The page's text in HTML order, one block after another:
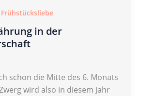
Frühstücksliebe
in der
schon die Mitte des 6. Monats
wird also in diesem Jahr